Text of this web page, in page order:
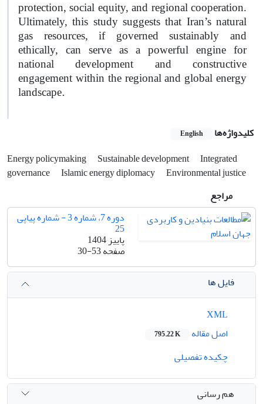
protection, social equity, and regional cooperation.
Ultimately, this study suggests that Iran’s natural
gas resources, if governed sustainably and
ethically, can serve as a powerful engine for
national development and constructive
engagement within the regional and global energy
landscape.
کلیدواژه‌ها English
Energy policymaking Sustainable development Integrated
governance
Islamic energy diplomacy
Environmental justice
مراجع
دوره 7، شماره 3 - شماره پیاپی
25
پاییز 1404
صفحه30-53
فایل ها
اصل مقاله
795.22 K
چکیده تفصیلی
هم رسانی